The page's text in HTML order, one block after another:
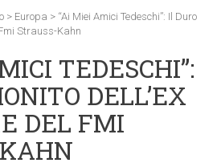
> Europa > “Ai Miei Amici Tedeschi”: Il Duro
Strauss-Kahn
TEDESCHI”:
DELL’EX
DEL FMI